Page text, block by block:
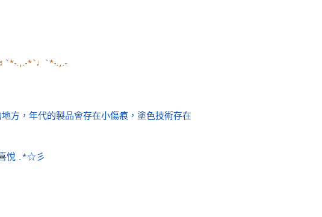
.,.-*`♩`*-.,.-
方，年代的製品會存在小傷痕，塗色技術存在
悅 .*☆彡